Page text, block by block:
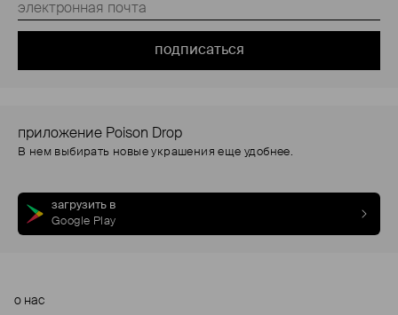
подписаться
приложение Poison Drop
В нем выбирать новые украшения еще удобнее.
загрузить в
Google Play
о нас